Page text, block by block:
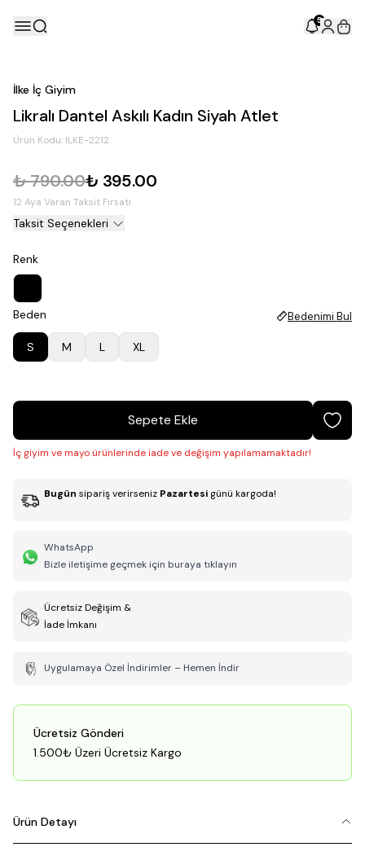
5
İlke İç Giyim
Likralı Dantel Askılı Kadın Siyah Atlet
Ürün Kodu: ILKE-2212
₺ 790.00₺ 395.00
12 Aya Varan Taksit Fırsatı
Taksit Seçenekleri
Renk
Beden Bedenimi Bul
S M L XL
Sepete Ekle
İç giyim ve mayo ürünlerinde iade ve değişim yapılamamaktadır!
Bugün sipariş verirseniz Pazartesi günü kargoda!
WhatsApp
Bizle iletişime geçmek için buraya tıklayın
Ücretsiz Değişim &
İade İmkanı
Uygulamaya Özel İndirimler – Hemen İndir
Ücretsiz Gönderi
1.500₺ Üzeri Ücretsiz Kargo
Ürün Detayı